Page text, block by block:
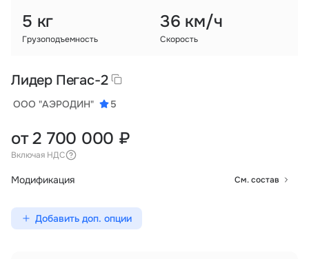
5 кг
Грузоподъемность
36 км/ч
Скорость
Лидер Пегас-2
ООО "АЭРОДИН" 5
от 2 700 000 ₽
Включая НДС
Модификация См. состав
Добавить доп. опции